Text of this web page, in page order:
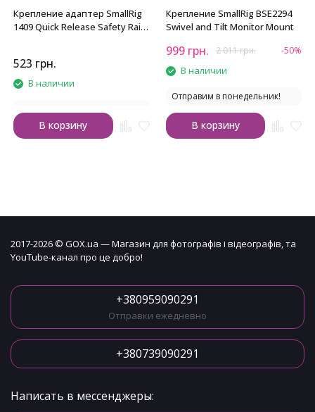
Крепление адаптер SmallRig
1409 Quick Release Safety Rail
523 грн.
В наличии
В корзину
Крепление SmallRig BSE2294
Swivel and Tilt Monitor Mount
999 грн. 2 011грн. -50%
В наличии
Отправим в понедельник!
В корзину
2017-2026 © GOX.ua — Магазин для фотографів і відеографів, та
YouTube-канал про це добро!
+380959090291
Отправки ежедневно
+380739090291
Написать в мессенджеры: